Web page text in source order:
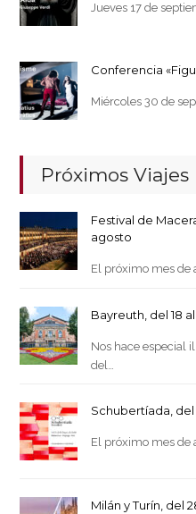
Jueves 17 de
Conferencia
Miércoles 30 de
Próximos Viajes
Festival de
agosto
El próximo mes de
Bayreuth, del 18
Nos hace especial
del…
Schubertíada, del
El próximo mes de
Milán y Turín, del